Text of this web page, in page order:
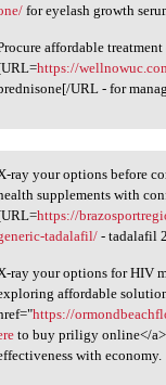
for eyelash growth
affordable
https://
URL - for
your options
ray your options before
supplements with
https://
tadalafil/- tadalafil
ray your options for HIV
affordable
https://
to buy priligy online</
with economy.